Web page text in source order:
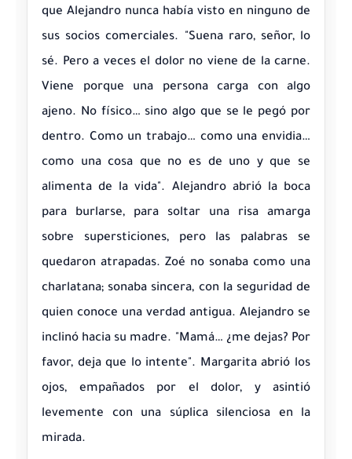
que Alejandro nunca había visto en ninguno de
sus socios comerciales. "Suena raro, señor, lo
sé. Pero a veces el dolor no viene de la carne.
Viene porque una persona carga con algo
ajeno. No físico… sino algo que se le pegó por
dentro. Como un trabajo… como una envidia…
como una cosa que no es de uno y que se
alimenta de la vida". Alejandro abrió la boca
para burlarse, para soltar una risa amarga
sobre supersticiones, pero las palabras se
quedaron atrapadas. Zoé no sonaba como una
charlatana; sonaba sincera, con la seguridad de
quien conoce una verdad antigua. Alejandro se
inclinó hacia su madre. "Mamá… ¿me dejas? Por
favor, deja que lo intente". Margarita abrió los
ojos, empañados por el dolor, y asintió
levemente con una súplica silenciosa en la
mirada.